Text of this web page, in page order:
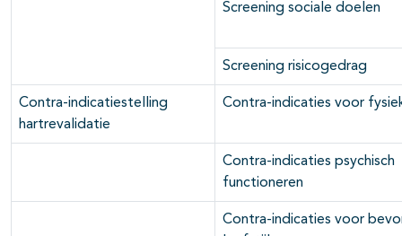
Screening sociale doelen
Screening risicogedrag
Contra-indicatiestelling
hartrevalidatie
Contra-indicaties voor
Contra-indicaties psychisch
functioneren
Contra-indicaties voor